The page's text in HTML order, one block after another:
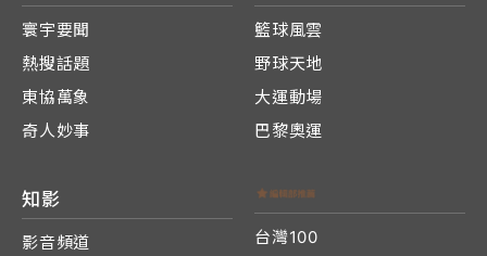
寰宇要聞
熱搜話題
東協萬象
奇人妙事
籃球風雲
野球天地
大運動場
巴黎奧運
知影
影音頻道
台灣100